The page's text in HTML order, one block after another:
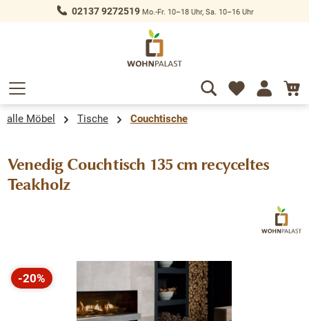
springen 02137 9272519Mo.-Fr. 10–18 Uhr, Sa. 10–16 Uhr
alle Möbel Tische Couchtische
Venedig Couchtisch 135 cm recyceltes
Teakholz
Bildergalerie überspringen
-20%
Rabatt